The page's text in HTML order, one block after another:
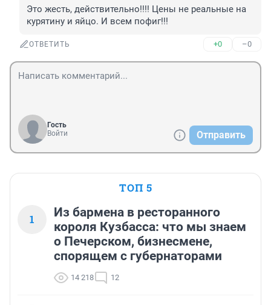
Это жесть, действительно!!!! Цены не реальные на
курятину и яйцо. И всем пофиг!!!
ОТВЕТИТЬ +0 –0
Гость
Войти
Отправить
ТОП 5
1
Из бармена в ресторанного
короля Кузбасса: что мы знаем
о Печерском, бизнесмене,
спорящем с губернаторами
14 218 12